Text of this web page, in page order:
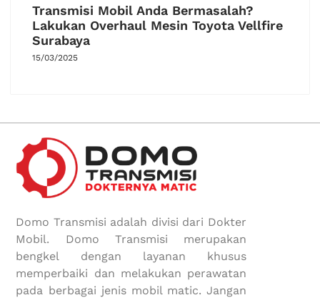
Transmisi Mobil Anda Bermasalah?
Lakukan Overhaul Mesin Toyota Vellfire
Surabaya
15/03/2025
Domo Transmisi adalah divisi dari Dokter
Mobil. Domo Transmisi merupakan
bengkel dengan layanan khusus
memperbaiki dan melakukan perawatan
pada berbagai jenis mobil matic. Jangan